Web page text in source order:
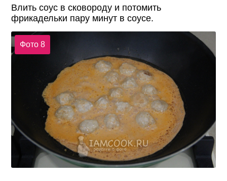
Влить соус в сковороду и потомить
фрикадельки пару минут в соусе.
Фото 8